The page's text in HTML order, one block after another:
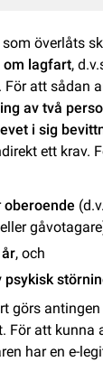
överlåts
om lagfart,
. För att sådan
av två
i sig
ett krav.
oberoende
, och
psykisk
görs
För att kunna
har en e-